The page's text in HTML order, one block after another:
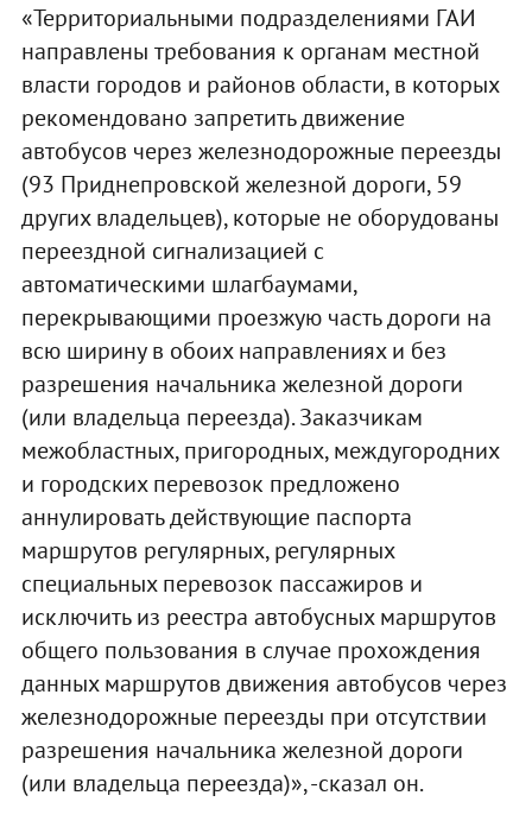
«Территориальными подразделениями ГАИ
направлены требования к органам местной
власти городов и районов области, в которых
рекомендовано запретить движение
автобусов через железнодорожные переезды
(93 Приднепровской железной дороги, 59
других владельцев), которые не оборудованы
переездной сигнализацией с
автоматическими шлагбаумами,
перекрывающими проезжую часть дороги на
всю ширину в обоих направлениях и без
разрешения начальника железной дороги
(или владельца переезда). Заказчикам
межобластных, пригородных, междугородних
и городских перевозок предложено
аннулировать действующие паспорта
маршрутов регулярных, регулярных
специальных перевозок пассажиров и
исключить из реестра автобусных маршрутов
общего пользования в случае прохождения
данных маршрутов движения автобусов через
железнодорожные переезды при отсутствии
разрешения начальника железной дороги
(или владельца переезда)», -сказал он.